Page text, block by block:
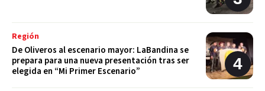
Región
De Oliveros al escenario mayor: LaBandina se
prepara para una nueva presentación tras ser
elegida en “Mi Primer Escenario”